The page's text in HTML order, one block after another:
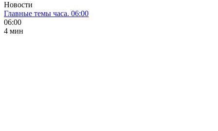
Новости
Главные темы часа. 06:00
06:00
4 мин